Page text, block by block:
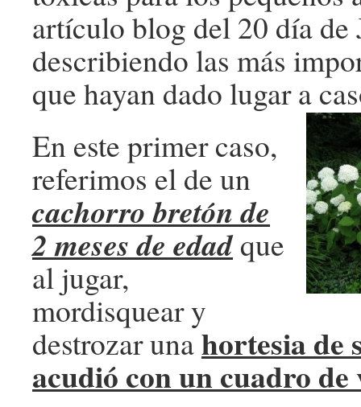
artículo blog del 20 día de
describiendo las más
que hayan dado lugar a
En este primer caso,
referimos el de un
cachorro bretón de
2 meses de edadque
al jugar,
mordisquear y
destrozar unahortesia de
acudió con un cuadro